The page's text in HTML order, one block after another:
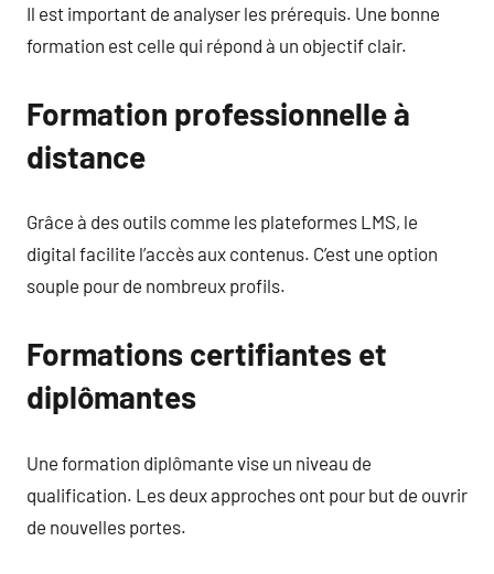
Il est important de analyser les prérequis. Une bonne
formation est celle qui répond à un objectif clair.
Formation professionnelle à
distance
Grâce à des outils comme les plateformes LMS, le
digital facilite l’accès aux contenus. C’est une option
souple pour de nombreux profils.
Formations certifiantes et
diplômantes
Une formation diplômante vise un niveau de
qualification. Les deux approches ont pour but de ouvrir
de nouvelles portes.